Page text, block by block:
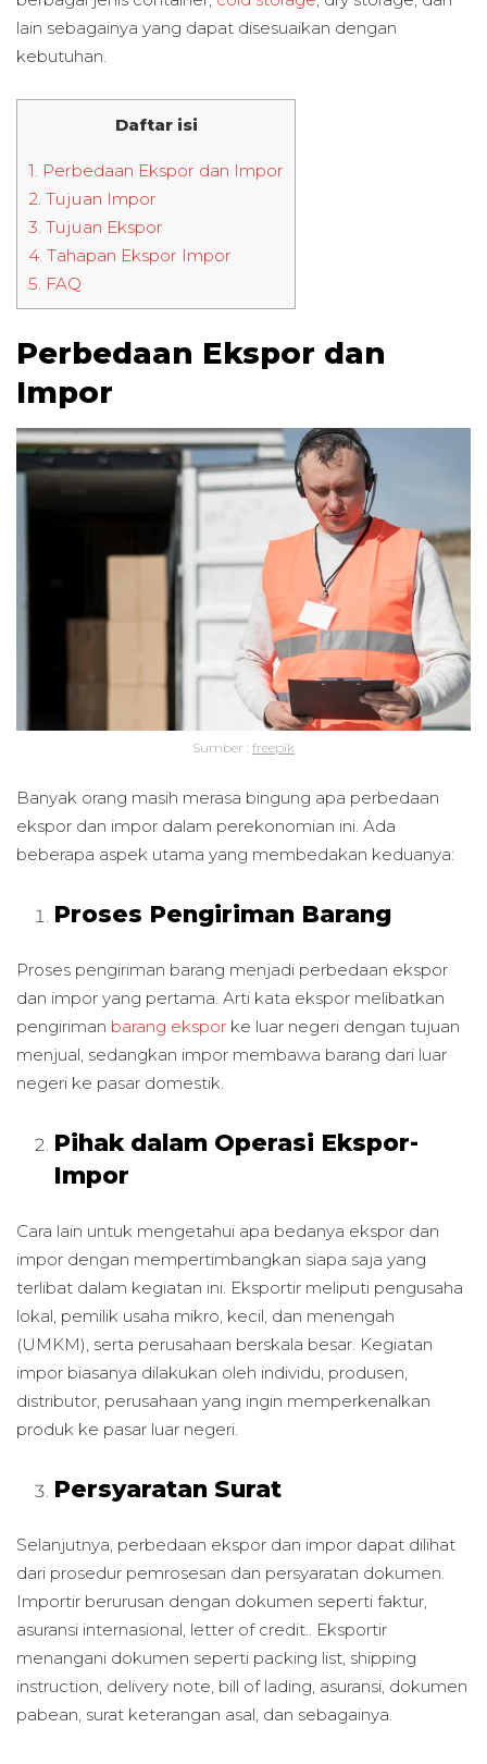
lain sebagainya yang dapat disesuaikan dengan
kebutuhan.
Daftar isi
1. Perbedaan Ekspor dan Impor
2. Tujuan Impor
3. Tujuan Ekspor
4. Tahapan Ekspor Impor
5. FAQ
Perbedaan Ekspor dan
Impor
Sumber : freepik
Banyak orang masih merasa bingung apa perbedaan
ekspor dan impor dalam perekonomian ini. Ada
beberapa aspek utama yang membedakan keduanya:
Proses Pengiriman Barang
Proses pengiriman barang menjadi perbedaan ekspor
dan impor yang pertama. Arti kata ekspor melibatkan
pengiriman barang ekspor ke luar negeri dengan tujuan
menjual, sedangkan impor membawa barang dari luar
negeri ke pasar domestik.
Pihak dalam Operasi Ekspor-
Impor
Cara lain untuk mengetahui apa bedanya ekspor dan
impor dengan mempertimbangkan siapa saja yang
terlibat dalam kegiatan ini. Eksportir meliputi pengusaha
lokal, pemilik usaha mikro, kecil, dan menengah
(UMKM), serta perusahaan berskala besar. Kegiatan
impor biasanya dilakukan oleh individu, produsen,
distributor, perusahaan yang ingin memperkenalkan
produk ke pasar luar negeri.
Persyaratan Surat
Selanjutnya, perbedaan ekspor dan impor dapat dilihat
dari prosedur pemrosesan dan persyaratan dokumen.
Importir berurusan dengan dokumen seperti faktur,
asuransi internasional, letter of credit.. Eksportir
menangani dokumen seperti packing list, shipping
instruction, delivery note, bill of lading, asuransi, dokumen
pabean, surat keterangan asal, dan sebagainya.